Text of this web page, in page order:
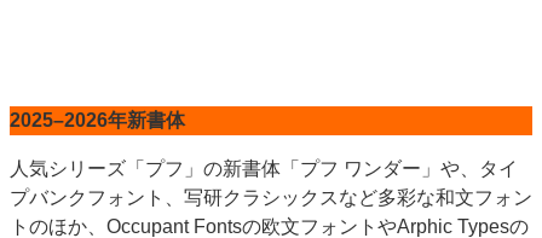
2025–2026年新書体
人気シリーズ「プフ」の新書体「プフ ワンダー」や、タイ
プバンクフォント、写研クラシックスなど多彩な和文フォン
トのほか、Occupant Fontsの欧文フォントやArphic Typesの